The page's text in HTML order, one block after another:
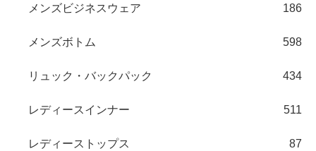
メンズビジネスウェア 186
メンズボトム 598
リュック・バックパック 434
レディースインナー 511
レディーストップス 87